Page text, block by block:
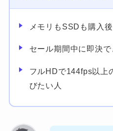
メモリもSSDも購入
セール期間中に即決で
フルHDで144fps以上
びたい人